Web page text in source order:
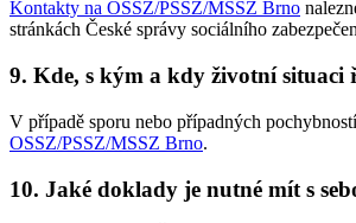
Kontakty na OSSZ/PSSZ/MSSZ Brno
stránkách České správy sociálního
9. Kde, s kým a kdy životní situaci
V případě sporu nebo případných
OSSZ/PSSZ/MSSZ Brno.
10. Jaké doklady je nutné mít s